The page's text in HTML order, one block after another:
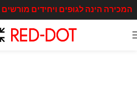
המכירה הינה לגופים ויחידים